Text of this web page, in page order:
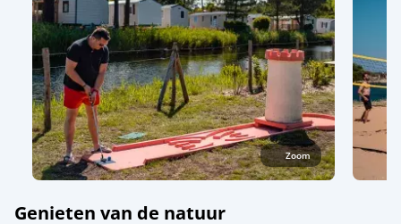
Zoom
Genieten van de natuur